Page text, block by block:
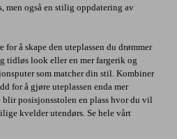
men også en stilig oppdatering av
å skape den uteplassen du drømmer
tidløs look eller en mer fargerik og
som matcher din stil. Kombiner
for å gjøre uteplassen enda mer
posisjonsstolen en plass hvor du vil
kvelder utendørs. Se hele vårt